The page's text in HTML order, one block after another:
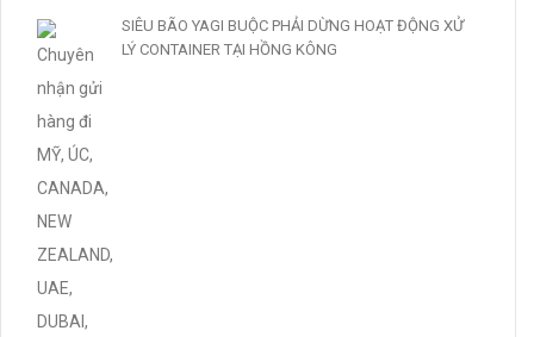
SIÊU BÃO YAGI BUỘC PHẢI DỪNG HOẠT ĐỘNG XỬ
LÝ CONTAINER TẠI HỒNG KÔNG